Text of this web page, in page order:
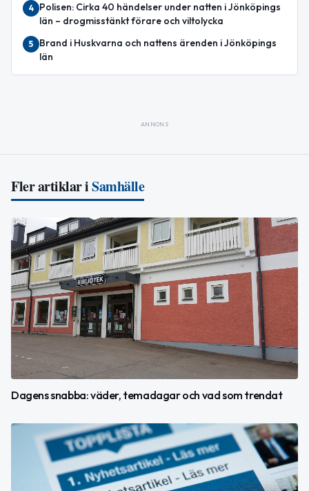
4
Polisen: Cirka 40 händelser under natten i Jönköpings
län – drogmisstänkt förare och viltolycka
5
Brand i Huskvarna och nattens ärenden i Jönköpings
län
ANNONS
Fler artiklar iSamhälle
Dagens snabba: väder, temadagar och vad som trendat